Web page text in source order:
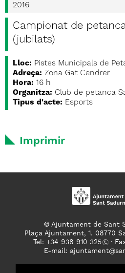
2016
Campionat de
(jubilats)
Lloc: Pistes Municipals de
Adreça: Zona Gat Cendrer
Hora: 16 h
Organitza: Club de petanca
Tipus d'acte: Esports
Imprimir
© Ajuntament de Sant
Plaça Ajuntament, 1. 08770
Tel: +34 938 910 325
·
E-mail: ajuntament